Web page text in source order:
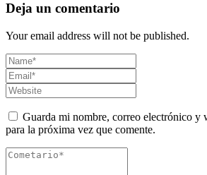
Deja un comentario
Your email address will not be published.
Guarda mi nombre, correo electrónico y
para la próxima vez que comente.